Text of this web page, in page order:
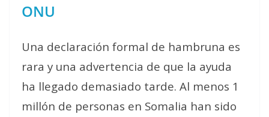
ONU
Una declaración formal de hambruna es
rara y una advertencia de que la ayuda
ha llegado demasiado tarde. Al menos 1
millón de personas en Somalia han sido